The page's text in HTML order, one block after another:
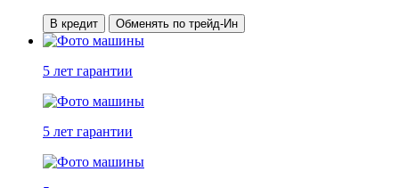
В кредит Обменять по трейд-Ин
5 лет гарантии
5 лет гарантии